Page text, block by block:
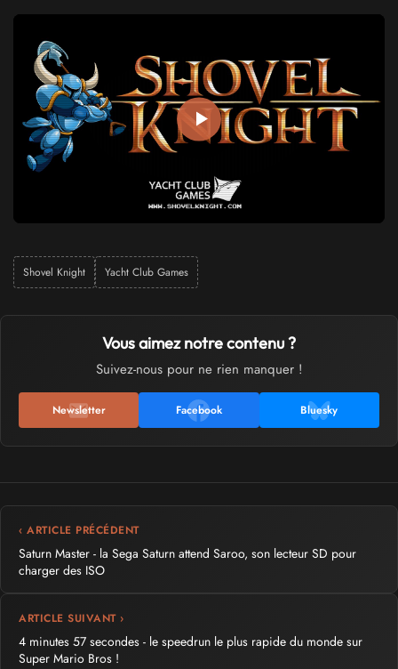
Shovel Knight Yacht Club Games
Vous aimez notre contenu ?
Suivez-nous pour ne rien manquer !
Newsletter Facebook Bluesky
‹ ARTICLE PRÉCÉDENT
Saturn Master - la Sega Saturn attend Saroo, son lecteur SD pour
charger des ISO
ARTICLE SUIVANT ›
4 minutes 57 secondes - le speedrun le plus rapide du monde sur
Super Mario Bros !